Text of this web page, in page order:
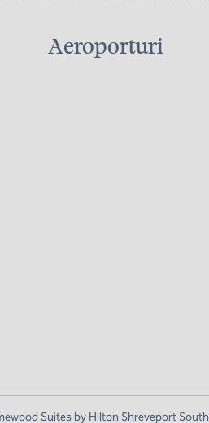
Aeroporturi
Suites by Hilton Shreveport South